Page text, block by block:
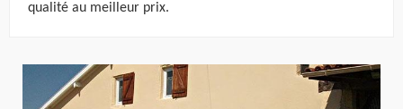
qualité au meilleur prix.